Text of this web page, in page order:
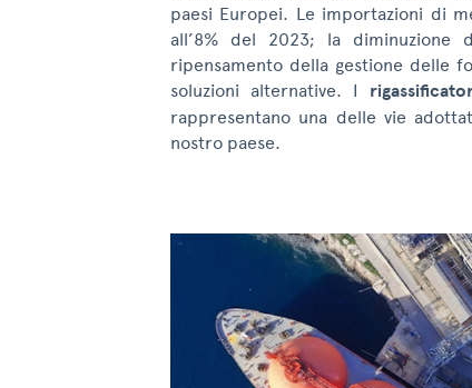
paesi Europei. Le importazioni di
all’8% del 2023; la
ripensamento della gestione delle
soluzioni alternative. I
rappresentano una delle vie
nostro paese.